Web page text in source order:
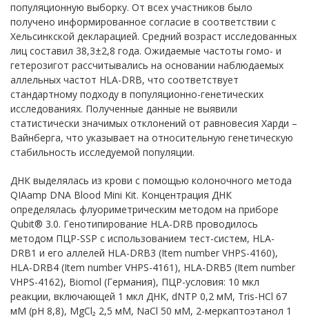
популяционную выборку. От всех участников было
получено информированное согласие в соответствии с
Хельсинкской декларацией. Средний возраст исследованных
лиц составил 38,3±2,8 года. Ожидаемые частоты гомо- и
гетерозигот рассчитывались на основании наблюдаемых
аллельных частот HLA-DRB, что соответствует
стандартному подходу в популяционно-генетических
исследованиях. Полученные данные не выявили
статистически значимых отклонений от равновесия Харди –
Вайнберга, что указывает на относительную генетическую
стабильность исследуемой популяции.
ДНК выделялась из крови с помощью колоночного метода
QIAamp DNA Blood Mini Kit. Концентрация ДНК
определялась флуориметрическим методом на приборе
Qubit® 3.0. Генотипирование HLA-DRB проводилось
методом ПЦР-SSP с использованием тест-систем, HLA-
DRB1 и его аллелей HLA-DRB3 (Item number VHPS-4160),
HLA-DRB4 (Item number VHPS-4161), HLA-DRB5 (Item number
VHPS-4162), Biomol (Германия), ПЦР-условия: 10 мкл
реакции, включающей 1 мкл ДНК, dNTP 0,2 мМ, Tris-HCl 67
мМ (pH 8,8), MgCl₂ 2,5 мМ, NaCl 50 мМ, 2-меркаптоэтанол 1